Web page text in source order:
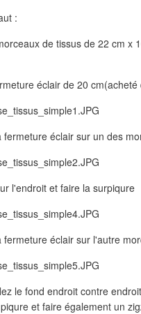
:
de tissus de 22 cm x
éclair de 20
fermeture éclair sur un des
l'endroit et faire la surpiqure
fermeture éclair sur l'autre
le fond endroit contre
et faire également un